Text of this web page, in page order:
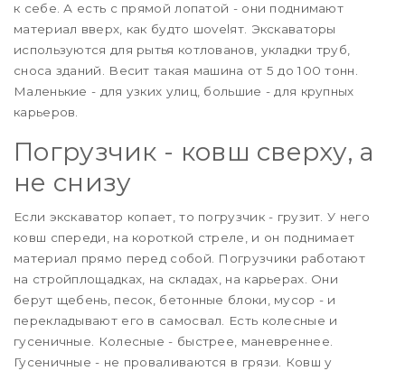
к себе. А есть с прямой лопатой - они поднимают
материал вверх, как будто шovelят. Экскаваторы
используются для рытья котлованов, укладки труб,
сноса зданий. Весит такая машина от 5 до 100 тонн.
Маленькие - для узких улиц, большие - для крупных
карьеров.
Погрузчик - ковш сверху, а
не снизу
Если экскаватор копает, то погрузчик - грузит. У него
ковш спереди, на короткой стреле, и он поднимает
материал прямо перед собой. Погрузчики работают
на стройплощадках, на складах, на карьерах. Они
берут щебень, песок, бетонные блоки, мусор - и
перекладывают его в самосвал. Есть колесные и
гусеничные. Колесные - быстрее, маневреннее.
Гусеничные - не проваливаются в грязи. Ковш у